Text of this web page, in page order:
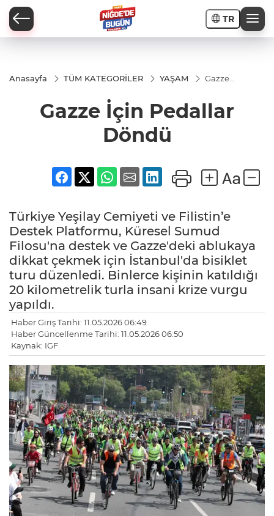
TR
Anasayfa TÜM KATEGORİLER YAŞAM
Gazze
Döndü
Gazze İçin Pedallar
Döndü
Türkiye Yeşilay Cemiyeti ve Filistin’e
Destek Platformu, Küresel Sumud
Filosu'na destek ve Gazze'deki ablukaya
dikkat çekmek için İstanbul'da bisiklet
turu düzenledi. Binlerce kişinin katıldığı
20 kilometrelik turla insani krize vurgu
yapıldı.
Haber Giriş Tarihi: 11.05.2026 06:49
Haber Güncellenme Tarihi: 11.05.2026 06:50
Kaynak: IGF